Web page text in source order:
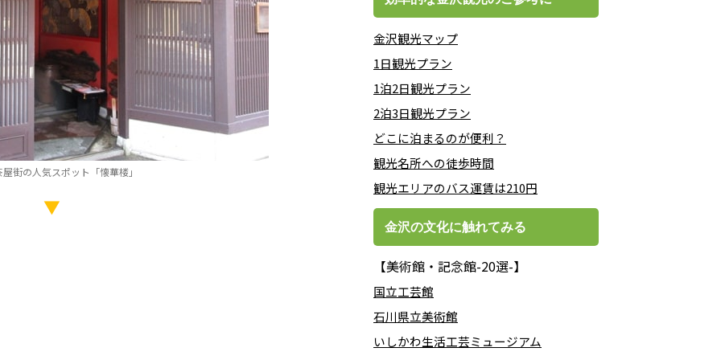
街の人気スポット「懐華楼」
▼
金沢観光マップ
1日観光プラン
1泊2日観光プラン
2泊3日観光プラン
どこに泊まるのが便利？
観光名所への徒歩時間
観光エリアのバス運賃は210円
金沢の文化に触れてみる
【美術館・記念館-20選-】
国立工芸館
石川県立美術館
いしかわ生活工芸ミュージアム